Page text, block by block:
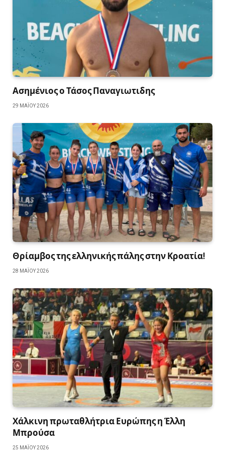
Ασημένιος ο Τάσος Παναγιωτιδης
29 ΜΑΪ́ΟΥ 2026
Θρίαμβος της ελληνικής πάλης στην Κροατία!
28 ΜΑΪ́ΟΥ 2026
Χάλκινη πρωταθλήτρια Ευρώπης η Έλλη
Μπρούσα
25 ΜΑΪ́ΟΥ 2026